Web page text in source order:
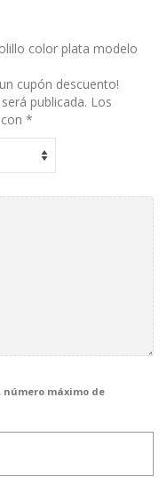
color plata modelo
cupón descuento!
publicada. Los
*
número máximo de